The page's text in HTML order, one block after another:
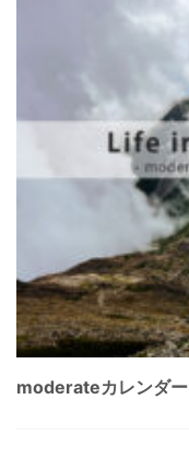
moderateカレンダー